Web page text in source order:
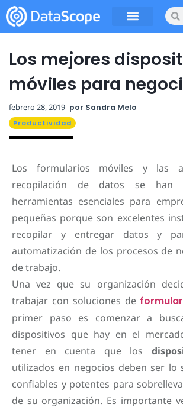
Los mejores
móviles para
febrero 28, 2019 por Sandra Melo
Productividad
Los formularios móviles y las
recopilación de datos se han
herramientas esenciales para
pequeñas porque son excelentes
recopilar y entregar datos y
automatización de los procesos de
de trabajo.
Una vez que su organización
trabajar con soluciones de
primer paso es comenzar a
dispositivos que hay en el
tener en cuenta que los
utilizados en negocios deben ser lo
confiables y potentes para
de su organización. Es importante